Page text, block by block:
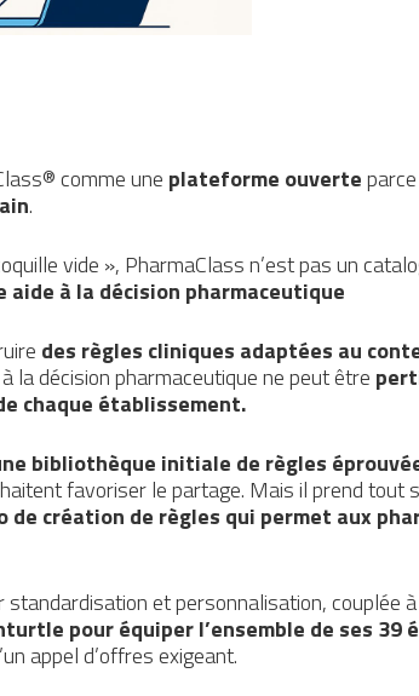
comme une plateforme ouverteparce
.
vide », PharmaClass n’est pas un
à la décision pharmaceutique
des règles cliniques adaptées au
la décision pharmaceutique ne peut être
chaque établissement.
bibliothèque initiale de règles
favoriser le partage. Mais il prend tout
de création de règles qui permet aux
standardisation et personnalisation, couplée
pour équiper l’ensemble de ses
appel d’offres exigeant.